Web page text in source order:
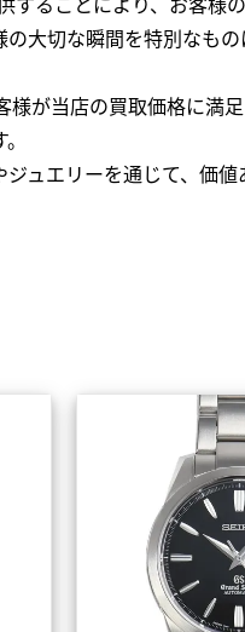
大切な瞬間を特別なも
が当店の買取価格に満
ュエリーを通じて、価値